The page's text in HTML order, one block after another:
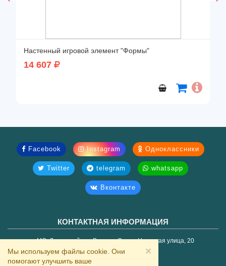
Настенный игровой элемент "Формы"
14 607
Facebook Instagram Одноклассники
Twitter telegram whatsapp
Вконтакте
КОНТАКТНАЯ ИНФОРМАЦИЯ
МО, Ленинский г.о., Видное, Старо-Нагорная улица, 20
+7 (495) 2-666-712
×
Мы используем файлы cookie. Они
помогают улучшить ваше